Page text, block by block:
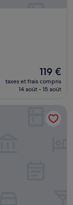
Le
nouveau
prix
119 €
119 €
taxes et frais compris
14 août - 15 août